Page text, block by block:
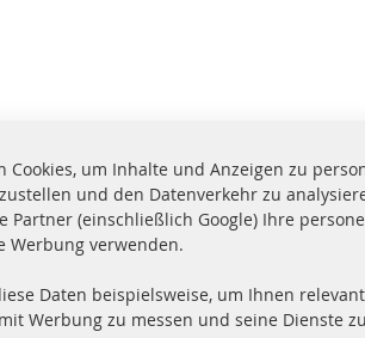
innerhalb 24 Stunden
auf Lager
Cookies, um Inhalte und Anzeigen zu
und den Datenverkehr zu
Partner (einschließlich Google) Ihre
Werbung verwenden.
Daten beispielsweise, um Ihnen
Werbung zu messen und seine Dienste